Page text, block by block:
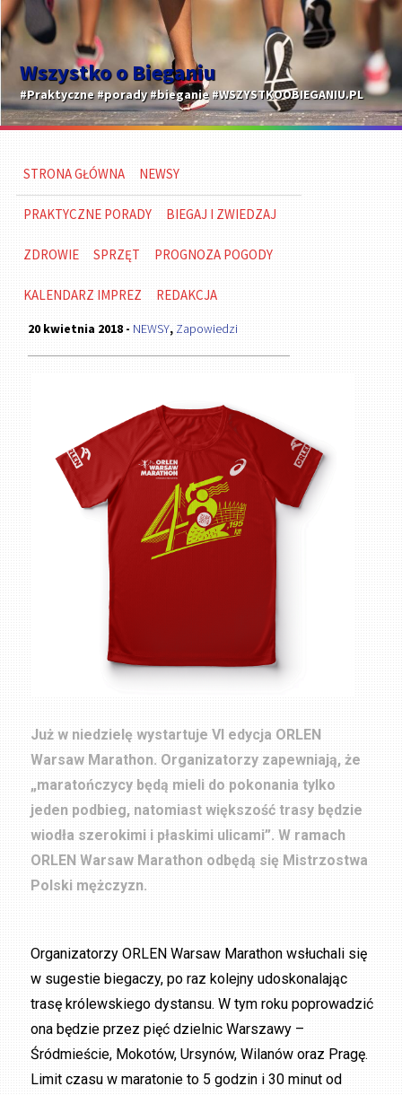
Wszystko o Bieganiu
#Praktyczne #porady #bieganie #WSZYSTKOOBIEGANIU.PL
STRONA GŁÓWNA NEWSY
PRAKTYCZNE PORADY BIEGAJ I ZWIEDZAJ
ZDROWIE SPRZĘT PROGNOZA POGODY
KALENDARZ IMPREZ REDAKCJA
20 kwietnia 2018 - NEWSY, Zapowiedzi
Już w niedzielę wystartuje VI edycja ORLEN
Warsaw Marathon. Organizatorzy zapewniają, że
„maratończycy będą mieli do pokonania tylko
jeden podbieg, natomiast większość trasy będzie
wiodła szerokimi i płaskimi ulicami”. W ramach
ORLEN Warsaw Marathon odbędą się Mistrzostwa
Polski mężczyzn.
Organizatorzy ORLEN Warsaw Marathon wsłuchali się
w sugestie biegaczy, po raz kolejny udoskonalając
trasę królewskiego dystansu. W tym roku poprowadzić
ona będzie przez pięć dzielnic Warszawy –
Śródmieście, Mokotów, Ursynów, Wilanów oraz Pragę.
Limit czasu w maratonie to 5 godzin i 30 minut od